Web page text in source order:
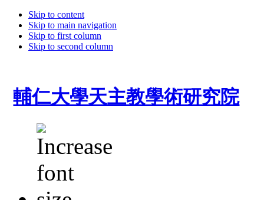
Skip to content
Skip to main navigation
Skip to first column
Skip to second column
輔仁大學天主教學術研究院